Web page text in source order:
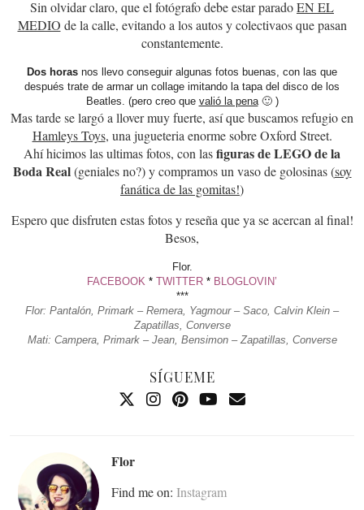
Sin olvidar claro, que el fotógrafo debe estar paradoEN EL
MEDIO de la calle, evitando a los autos y colectivaos que pasan
constantemente.
Dos horas nos llevo conseguir algunas fotos buenas, con las que
después trate de armar un collage imitando la tapa del disco de los
Beatles. (pero creo que valió la pena🙂 )
Mas tarde se largó a llover muy fuerte, así que buscamos refugio en
Hamleys Toys, una jugueteria enorme sobre Oxford Street.
Ahí hicimos las ultimas fotos, con lasfiguras de LEGO de la
Boda Real(geniales no?) y compramos un vaso de golosinas (soy
fanática de las gomitas!)
Espero que disfruten estas fotos y reseña que ya se acercan al final!
Besos,
Flor.
FACEBOOK * TWITTER * BLOGLOVIN’
***
Flor: Pantalón, Primark – Remera, Yagmour – Saco, Calvin Klein –
Zapatillas, Converse
Mati: Campera, Primark – Jean, Bensimon – Zapatillas, Converse
SÍGUEME
Flor
Find me on: Instagram